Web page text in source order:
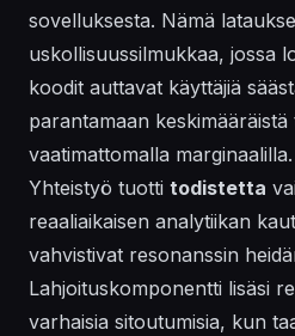
sovelluksesta. Nämä
uskollisuussilmukkaa, jossa
koodit auttavat käyttäjiä
parantamaan keskimääräistä
vaatimattomalla marginaalilla.
Yhteistyö tuotti todistetta
reaaliaikaisen analytiikan
vahvistivat resonanssin
Lahjoituskomponentti lisäsi
varhaisia sitoutumisia, kun